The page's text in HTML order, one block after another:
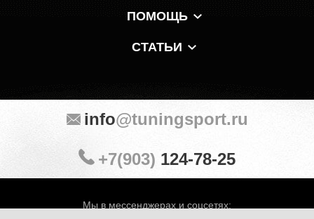
ПОМОЩЬ
СТАТЬИ
Мы в мессенджерах и соцсетях:
info@tuningsport.ru
+7(903) 124-78-25